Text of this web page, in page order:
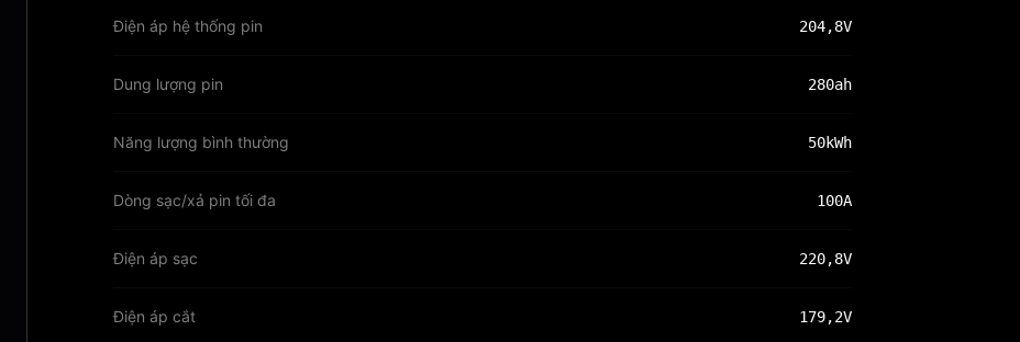
Điện áp hệ thống pin 204,8V
Dung lượng pin 280ah
Năng lượng bình thường 50kWh
Dòng sạc/xả pin tối đa 100A
Điện áp sạc 220,8V
Điện áp cắt 179,2V